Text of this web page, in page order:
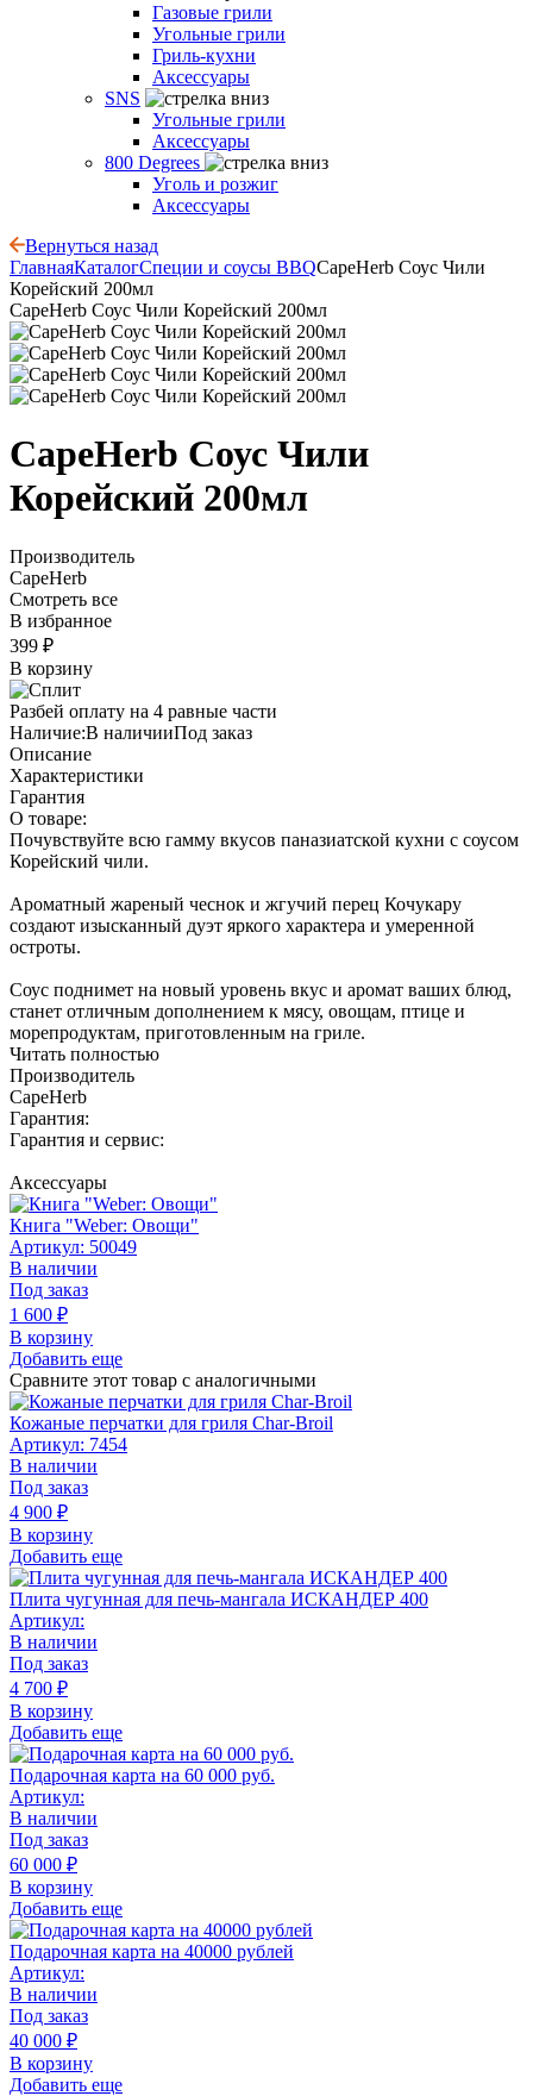
Газовые грили
Угольные грили
Гриль-кухни
Аксессуары
SNS
Угольные грили
Аксессуары
800 Degrees
Уголь и розжиг
Аксессуары
Вернуться назад
ГлавнаяКаталогСпеции и соусы BBQCapeHerb Соус Чили
Корейский 200мл
CapeHerb Соус Чили Корейский 200мл
CapeHerb Соус Чили
Корейский 200мл
Производитель
CapeHerb
Смотреть все
В избранное
399 ₽
В корзину
Разбей оплату на 4 равные части
Наличие:В наличииПод заказ
Описание
Характеристики
Гарантия
О товаре:
Почувствуйте всю гамму вкусов паназиатской кухни с соусом
Корейский чили.
Ароматный жареный чеснок и жгучий перец Кочукару
создают изысканный дуэт яркого характера и умеренной
остроты.
Соус поднимет на новый уровень вкус и аромат ваших блюд,
станет отличным дополнением к мясу, овощам, птице и
морепродуктам, приготовленным на гриле.
Читать полностью
Производитель
CapeHerb
Гарантия:
Гарантия и сервис:
Аксессуары
Книга "Weber: Овощи"
Артикул: 50049
В наличии
Под заказ
1 600 ₽
В корзину
Добавить еще
Сравните этот товар с аналогичными
Кожаные перчатки для гриля Char-Broil
Артикул: 7454
В наличии
Под заказ
4 900 ₽
В корзину
Добавить еще
Плита чугунная для печь-мангала ИСКАНДЕР 400
Артикул:
В наличии
Под заказ
4 700 ₽
В корзину
Добавить еще
Подарочная карта на 60 000 руб.
Артикул:
В наличии
Под заказ
60 000 ₽
В корзину
Добавить еще
Подарочная карта на 40000 рублей
Артикул:
В наличии
Под заказ
40 000 ₽
В корзину
Добавить еще